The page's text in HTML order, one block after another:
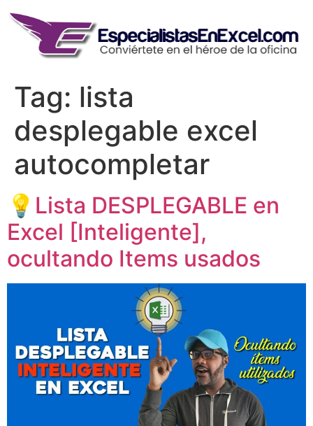
content
Tag: lista
desplegable excel
autocompletar
💡Lista DESPLEGABLE en
Excel [Inteligente],
ocultando Items usados